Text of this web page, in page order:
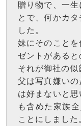
贈り物で、一
とで、何かカ
した。
妹にそのこと
ゼントがあると
それが御社の似
父は写真嫌い
は好まないと
も含めた家族
ことにしました